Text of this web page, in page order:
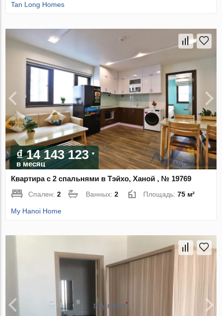
Tan Long Homes
₫ 14 143 123
в месяц
Квартира с 2 спальнями в Тэйхо, Ханой , № 19769
Спален:2 Ванных:2 Площадь:75 м²
My Hanoi Home